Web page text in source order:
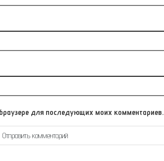
для последующих моих комментариев.